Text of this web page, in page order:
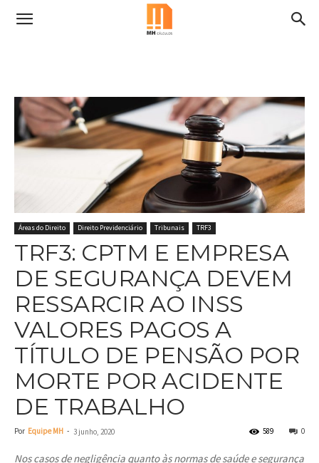
Áreas do Direito Direito Previdenciário Tribunais TRF3
TRF3: CPTM E EMPRESA
DE SEGURANÇA DEVEM
RESSARCIR AO INSS
VALORES PAGOS A
TÍTULO DE PENSÃO POR
MORTE POR ACIDENTE
DE TRABALHO
Por Equipe MH - 3 junho, 2020 0
589
Nos casos de negligência quanto às normas de saúde e segurança